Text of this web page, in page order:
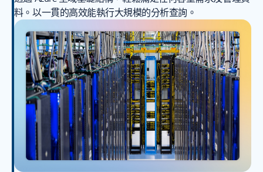
料。以一貫的高效能執行大規模的分析查詢。